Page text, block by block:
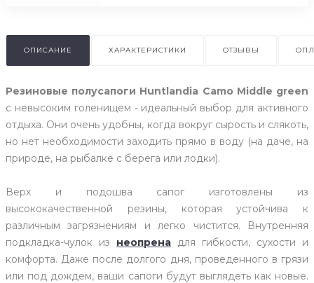
ОПИСАНИЕ ХАРАКТЕРИСТИКИ ОТЗЫВЫ
Резиновые полусапоги Huntlandia Camo Middle green
с невысоким голенищем - идеальный выбор для активного
отдыха. Они очень удобны, когда вокруг сырость и слякоть,
но нет необходимости заходить прямо в воду (на даче, на
природе, на рыбалке с берега или лодки).
Верх и подошва сапог изготовлены из
высококачественной резины, которая устойчива к
различным загрязнениям и легко чистится. Внутренняя
подкладка-чулок из неопрена для гибкости, сухости и
комфорта. Даже после долгого дня, проведенного в грязи
или под дождем, ваши сапоги будут выглядеть как новые.